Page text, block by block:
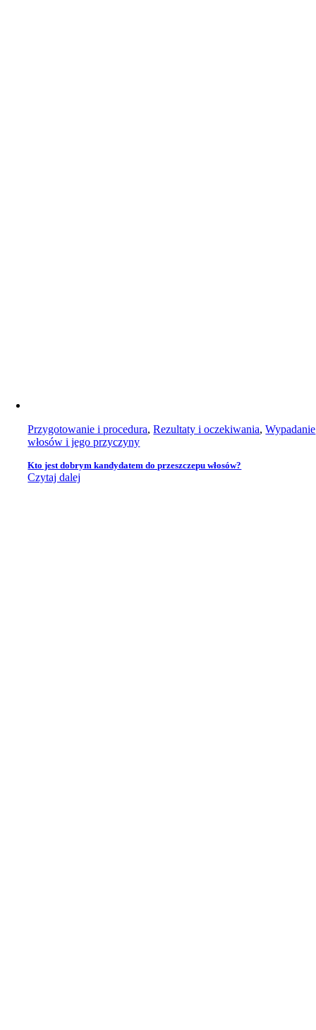
Przygotowanie i procedura,Rezultaty i oczekiwania,Wypadanie
włosów i jego przyczyny
Kto jest dobrym kandydatem do przeszczepu włosów?
Czytaj dalej